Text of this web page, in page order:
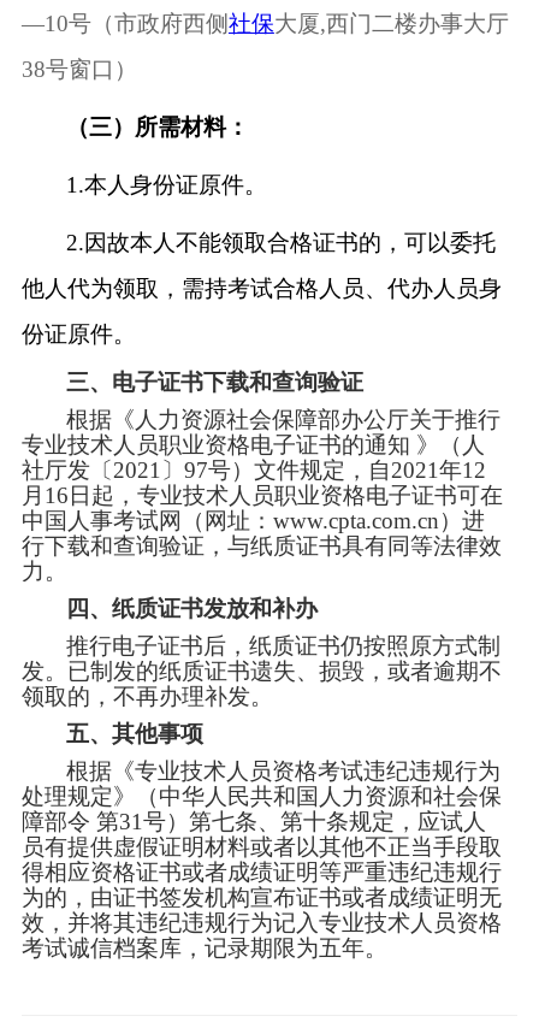
—10号（市政府西侧社保大厦,西门二楼办事大厅
38号窗口）
（三）所需材料：
1.本人身份证原件。
2.因故本人不能领取合格证书的，可以委托
他人代为领取，需持考试合格人员、代办人员身
份证原件。
三、电子证书下载和查询验证
根据《人力资源社会保障部办公厅关于推行
专业技术人员职业资格电子证书的通知 》（人
社厅发〔 2021〕97号）文件规定，自2021年12
月16日起，专业技术人员职业资格电子证书可在
中国人事考试网（网址：www.cpta.com.cn）进
行下载和查询验证，与纸质证书具有同等法律效
力。
四、 纸质证书发放和补办
推行电子证书后，纸质证书仍按照原方式制
发。已制发的纸质证书遗失、损毁，或者逾期不
领取的，不再办理补发。
五、 其他事项
根据《专业技术人员资格考试违纪违规行为
处理规定》（中华人民共和国人力资源和社会保
障部令 第31号）第七条、第十条规定，应试人
员有提供虚假证明材料或者以其他不正当手段取
得相应资格证书或者成绩证明等严重违纪违规行
为的，由证书签发机构宣布证书或者成绩证明无
效，并将其违纪违规行为记入专业技术人员资格
考试诚信档案库，记录期限为五年。